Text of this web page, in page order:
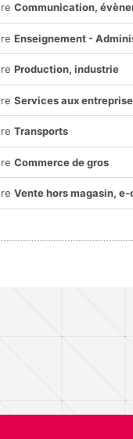
Communication,
Enseignement -
Production, industrie
Services aux
Transports
Commerce de gros
Vente hors magasin,